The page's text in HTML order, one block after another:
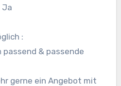
Ja
:
& passende
gerne ein Angebot mit